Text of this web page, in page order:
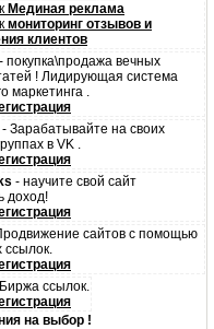
Мединая реклама
мониторинг отзывов и
клиентов
- покупка\продажа вечных
! Лидирующая система
маркетинга .
- Зарабатывайте на своих
в VK .
- научите свой сайт
доход!
сайтов с помощью
ссылок.
Биржа ссылок.
на выбор !